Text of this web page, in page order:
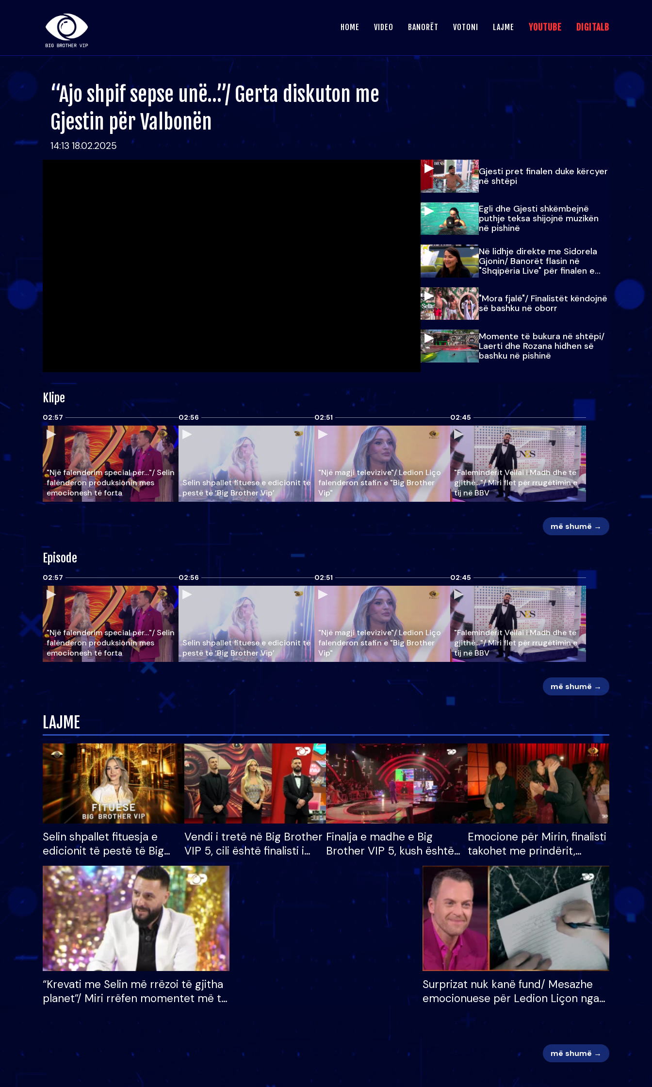
HOME VIDEO BANORËT VOTONI LAJME YOUTUBE DIGITALB
“Ajo shpif sepse unë…”/ Gerta diskuton me
Gjestin për Valbonën
14:13 18.02.2025
Gjesti pret finalen duke kërcyer
në shtëpi
Egli dhe Gjesti shkëmbejnë
puthje teksa shijojnë muzikën
në pishinë
Në lidhje direkte me Sidorela
Gjonin/ Banorët flasin në
"Shqipëria Live" për finalen e
madhe
"Mora fjalë"/ Finalistët këndojnë
së bashku në oborr
Momente të bukura në shtëpi/
Laerti dhe Rozana hidhen së
bashku në pishinë
Klipe
02:57
"Një falenderim special për…"/ Selin
falënderon produksionin mes
emocionesh të forta
02:56
Selin shpallet fituese e edicionit të
pestë të ‘Big Brother Vip’
02:51
"Një magji televizive"/ Ledion Liço
falenderon stafin e "Big Brother
Vip"
02:45
"Faleminderit Vëllai i Madh dhe të
gjithë…"/ Miri flet për rrugëtimin e
tij në BBV
më shumë →
Episode
02:57
"Një falenderim special për…"/ Selin
falënderon produksionin mes
emocionesh të forta
02:56
Selin shpallet fituese e edicionit të
pestë të ‘Big Brother Vip’
02:51
"Një magji televizive"/ Ledion Liço
falenderon stafin e "Big Brother
Vip"
02:45
"Faleminderit Vëllai i Madh dhe të
gjithë…"/ Miri flet për rrugëtimin e
tij në BBV
më shumë →
LAJME
Selin shpallet fituesja e
edicionit të pestë të Big
Brother VIP, rrëmben
çmimin e madh prej 100
mijë eurosh
Vendi i tretë në Big Brother
VIP 5, cili është finalisti i
radhës që lë shtëpinë
Finalja e madhe e Big
Brother VIP 5, kush është
banori i parë që lë shtëpinë
dhe humb mundësinë për
të fituar çmimin e madh
Emocione për Mirin, finalisti
takohet me prindërit,
vajzën dhe bashkëshorten:
S’kemi ndonjë letër divorci
apo jo?
“Krevati me Selin më rrëzoi të gjitha
planet”/ Miri rrëfen momentet më të
mungojë zilja e mëngjesit kur…
Surprizat nuk kanë fund/ Mesazhe
emocionuese për Ledion Liçon nga
më shumë →